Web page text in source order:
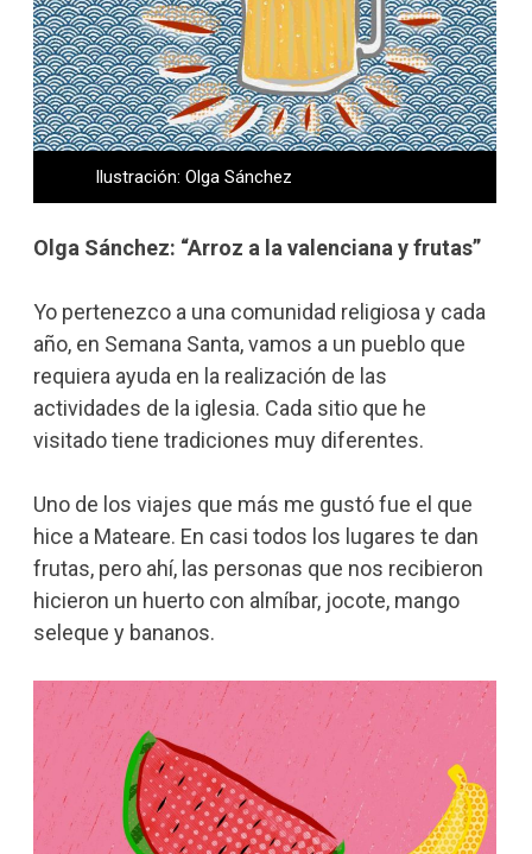
Ilustración: Olga Sánchez
Olga Sánchez: “Arroz a la valenciana y frutas”
Yo pertenezco a una comunidad religiosa y cada
año, en Semana Santa, vamos a un pueblo que
requiera ayuda en la realización de las
actividades de la iglesia. Cada sitio que he
visitado tiene tradiciones muy diferentes.
Uno de los viajes que más me gustó fue el que
hice a Mateare. En casi todos los lugares te dan
frutas, pero ahí, las personas que nos recibieron
hicieron un huerto con almíbar, jocote, mango
seleque y bananos.